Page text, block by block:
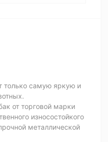
только самую яркую и
от торговой марки
износостойкого
металлической